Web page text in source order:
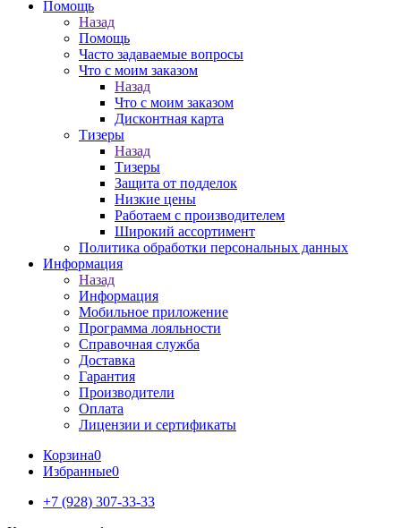
Помощь
Назад
Помощь
Часто задаваемые вопросы
Что с моим заказом
Назад
Что с моим заказом
Дисконтная карта
Тизеры
Назад
Тизеры
Защита от подделок
Низкие цены
Работаем с производителем
Широкий ассортимент
Политика обработки персональных данных
Информация
Назад
Информация
Мобильное приложение
Программа лояльности
Справочная служба
Доставка
Гарантия
Производители
Оплата
Лицензии и сертификаты
Корзина0
Избранные0
+7 (928) 307-33-33